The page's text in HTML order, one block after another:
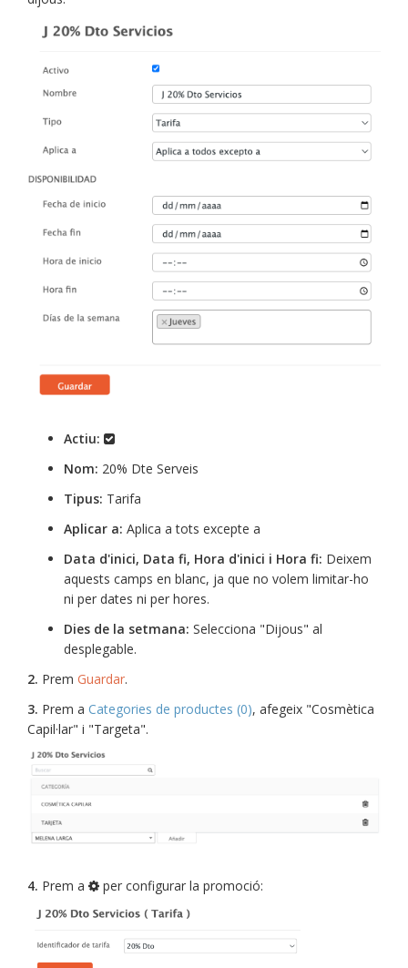
Actiu:
Nom: 20% Dte Serveis
Tipus: Tarifa
Aplicar a: Aplica a tots excepte a
Data d'inici, Data fi, Hora d'inici i Hora fi: Deixem
aquests camps en blanc, ja que no volem limitar-ho
ni per dates ni per hores.
Dies de la setmana: Selecciona "Dijous" al
desplegable.
2. Prem Guardar.
3. Prem a Categories de productes (0), afegeix "Cosmètica
Capil·lar" i "Targeta".
4. Prem a per configurar la promoció: